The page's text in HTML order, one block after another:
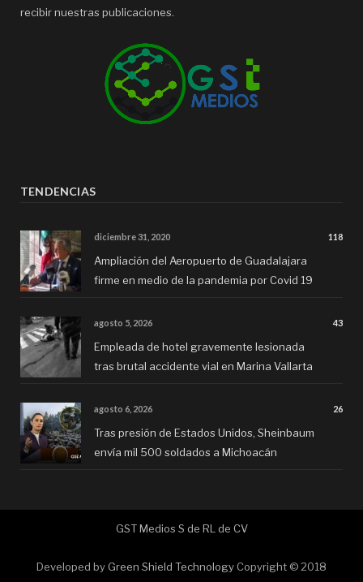
recibir nuestras publicaciones.
TENDENCIAS
diciembre 31, 2020 118
Ampliación del Aeropuerto de Guadalajara
firme en medio de la pandemia por Covid 19
agosto 5, 2026 43
Empleada de hotel gravemente lesionada
tras brutal accidente vial en Marina Vallarta
agosto 6, 2026 26
Tras presión de Estados Unidos, Sheinbaum
envía mil 500 soldados a Michoacán
GST Medios S de RL de CV
Developed by Green Shield Technology Copyright © 2018